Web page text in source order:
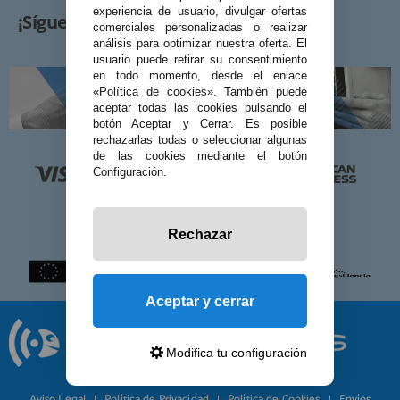
¡Síguenos!experiencia de usuario, divulgar ofertas
comerciales personalizadas o realizar
análisis para optimizar nuestra oferta. El
usuario puede retirar su consentimiento
en todo momento, desde el enlace
«Política de cookies». También puede
aceptar todas las cookies pulsando el
botón Aceptar y Cerrar. Es posible
rechazarlas todas o seleccionar algunas
de las cookies mediante el botón
Configuración.
Rechazar
Aceptar y cerrar
Modifica tu configuración